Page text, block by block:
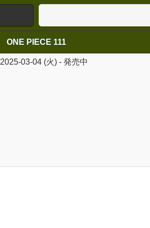
ONE PIECE 111
2025-03-04(火)- 発売中